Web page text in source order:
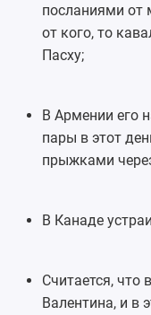
посланиями от
от кого, то
Пасху;
В Армении его
пары в этот
прыжками
В Канаде
Считается, что
Валентина, и в